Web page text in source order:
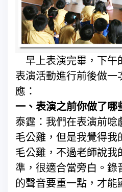
早上表演完畢，下午
表演活動進行前後做一
應：
一、表演之前你做了哪
泰霆：我們在表演前唸
毛公雞，但是我覺得我
毛公雞，不過老師說我
準，很適合當旁白。錄
的聲音要重一點，才能